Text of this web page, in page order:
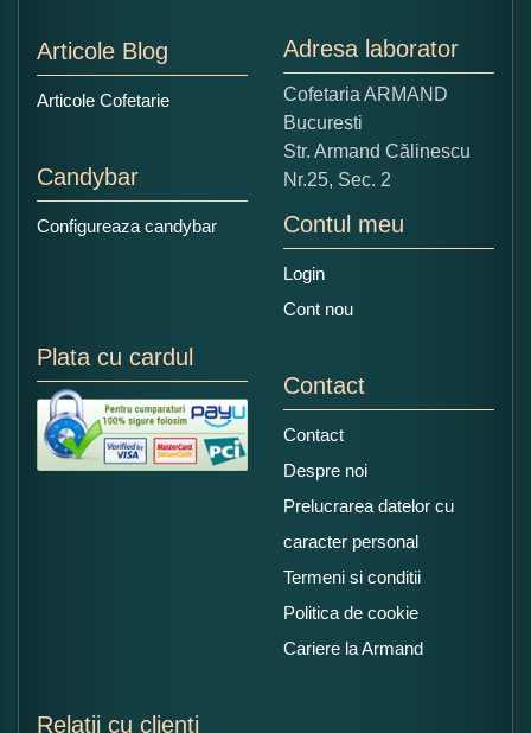
Copiati alaturi numarul din imagine:
Articole Blog
Articole Cofetarie
Candybar
Configureaza candybar
Adresa laborator
Cofetaria ARMAND
Bucuresti
Str. Armand Călinescu
Nr.25, Sec. 2
Contul meu
Login
Cont nou
Plata cu cardul
Contact
Contact
Despre noi
Prelucrarea datelor cu
caracter personal
Termeni si conditii
Politica de cookie
Cariere la Armand
Relatii cu clienti